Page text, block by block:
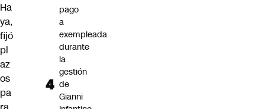
Ha
ya,
fijó
pl
az
os
pa
pago
a
exempleada
durante
la
gestión
de
Gianni